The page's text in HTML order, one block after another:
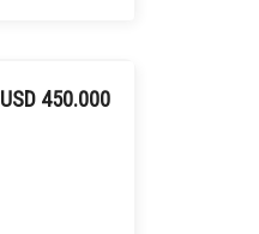
USD 450.000